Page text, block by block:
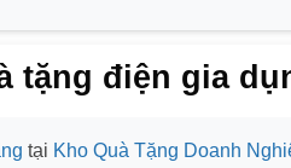
tặng điện gia
tại Kho Quà Tặng Doanh